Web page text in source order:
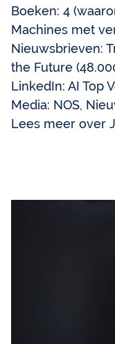
Boeken: 4
Machines met
Nieuwsbrieven:
the Future
LinkedIn: AI Top
Media: NOS,
Lees meer over